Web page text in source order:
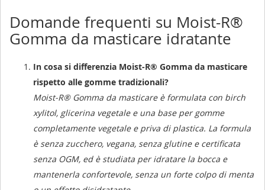
Domande frequenti su Moist-R®
Gomma da masticare idratante
In cosa si differenzia Moist-R® Gomma da masticare
rispetto alle gomme tradizionali?
Moist-R® Gomma da masticare è formulata con birch
xylitol, glicerina vegetale e una base per gomme
completamente vegetale e priva di plastica. La formula
è senza zucchero, vegana, senza glutine e certificata
senza OGM, ed è studiata per idratare la bocca e
mantenerla confortevole, senza un forte colpo di menta